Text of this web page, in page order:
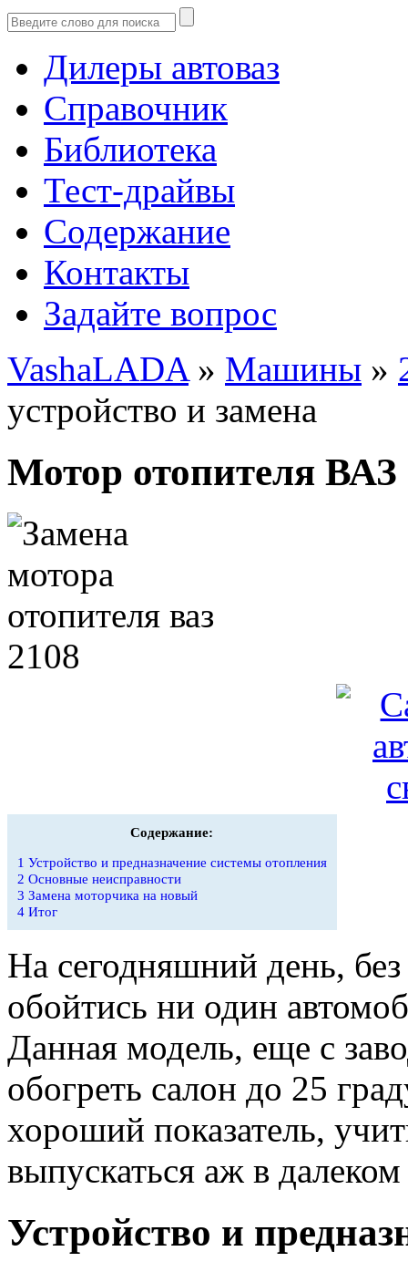
Дилеры автоваз
Справочник
Библиотека
Тест-драйвы
Содержание
Контакты
Задайте вопрос
VashaLADA» Машины »
устройство и замена
Мотор отопителя ВАЗ
Содержание:
1 Устройство и предназначение системы отопления
2 Основные неисправности
3 Замена моторчика на новый
4 Итог
На сегодняшний день,
обойтись ни один
Данная модель, еще с
обогреть салон до 25
хороший показатель,
выпускаться аж в
Устройство и